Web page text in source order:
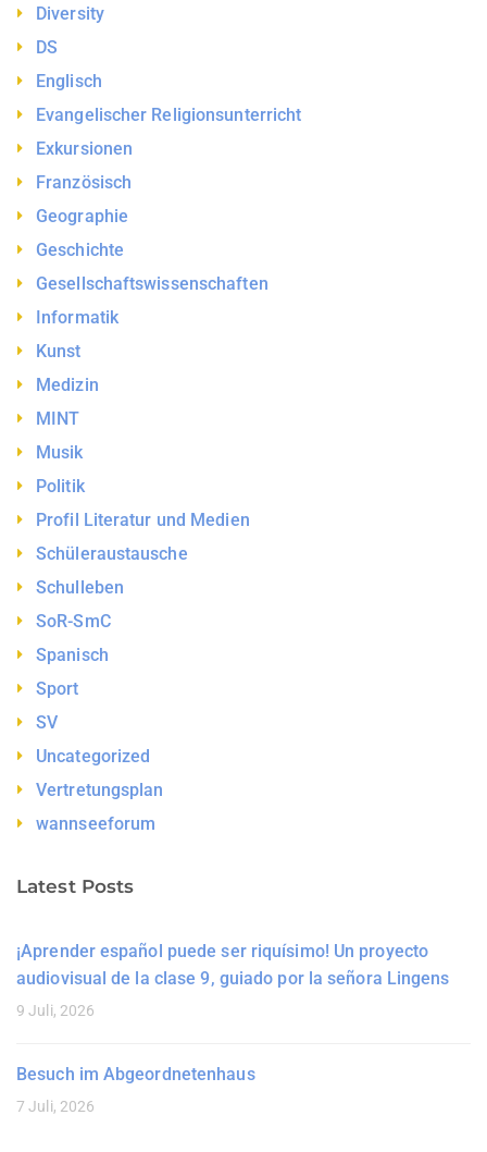
Diversity
DS
Englisch
Evangelischer Religionsunterricht
Exkursionen
Französisch
Geographie
Geschichte
Gesellschaftswissenschaften
Informatik
Kunst
Medizin
MINT
Musik
Politik
Profil Literatur und Medien
Schüleraustausche
Schulleben
SoR-SmC
Spanisch
Sport
SV
Uncategorized
Vertretungsplan
wannseeforum
Latest Posts
¡Aprender español puede ser riquísimo! Un proyecto
audiovisual de la clase 9, guiado por la señora Lingens
9 Juli, 2026
Besuch im Abgeordnetenhaus
7 Juli, 2026